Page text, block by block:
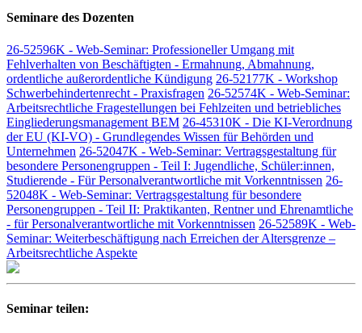
Seminare des Dozenten
26-52596K - Web-Seminar: Professioneller Umgang mit
Fehlverhalten von Beschäftigten - Ermahnung, Abmahnung,
ordentliche außerordentliche Kündigung 26-52177K - Workshop
Schwerbehindertenrecht - Praxisfragen 26-52574K - Web-Seminar:
Arbeitsrechtliche Fragestellungen bei Fehlzeiten und betriebliches
Eingliederungsmanagement BEM 26-45310K - Die KI-Verordnung
der EU (KI-VO) - Grundlegendes Wissen für Behörden und
Unternehmen 26-52047K - Web-Seminar: Vertragsgestaltung für
besondere Personengruppen - Teil I: Jugendliche, Schüler:innen,
Studierende - Für Personalverantwortliche mit Vorkenntnissen 26-
52048K - Web-Seminar: Vertragsgestaltung für besondere
Personengruppen - Teil II: Praktikanten, Rentner und Ehrenamtliche
- für Personalverantwortliche mit Vorkenntnissen 26-52589K - Web-
Seminar: Weiterbeschäftigung nach Erreichen der Altersgrenze –
Arbeitsrechtliche Aspekte
Seminar teilen: